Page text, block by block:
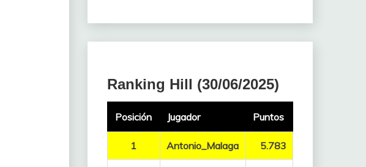
Ranking Hill (30/06/2025)
Posición Jugador Puntos
1 Antonio_Malaga 5.783